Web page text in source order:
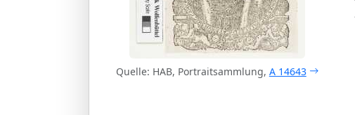
Quelle: HAB, Portraitsammlung, A 14643